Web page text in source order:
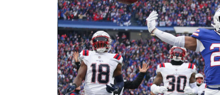
NFL – Power Rankings
Pronostics et paris NFL
Super Bowl LIX
Histoire et Légendes